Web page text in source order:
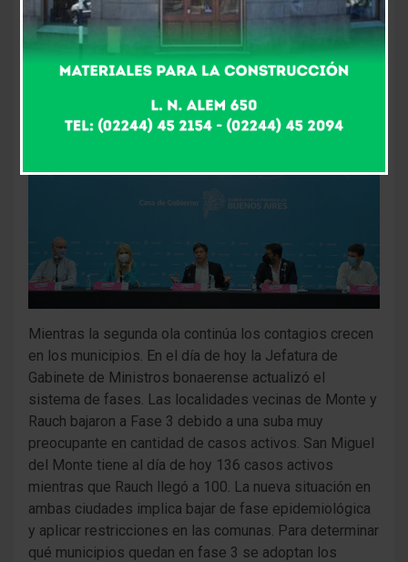
5 años atrás Fm Alpha
Mientras la segunda ola continúa los contagios crecen
en los municipios. En el día de hoy la Jefatura de
Gabinete de Ministros bonaerense actualizó el
sistema de fases. Las localidades vecinas de Monte y
Rauch bajaron a Fase 3 debido a una suba muy
preocupante en cantidad de casos activos. San Miguel
del Monte tiene al día de hoy 136 casos activos
mientras que Rauch llegó a 100. La nueva situación en
ambas ciudades implica bajar de fase epidemiológica
y aplicar restricciones en las comunas. Para determinar
qué municipios quedan en fase 3 se adoptan los